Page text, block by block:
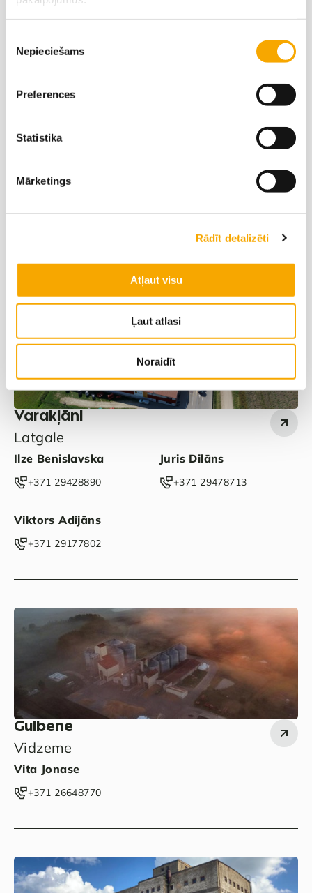
izvēle
Nepieciešams
Preferences
Statistika
Mārketings
Rādīt detalizēti
Atļaut visu
Ļaut atlasi
Noraidīt
Valmiera
Līga Vektere
Varakļāni
Latgale
Ilze Benislavska
‭+371 29428890‬
Juris Dilāns
‭+371 29478713‬
Viktors Adijāns
‭+371 29177802‬
Gulbene
Vidzeme
Vita Jonase
‭+371 26648770‬